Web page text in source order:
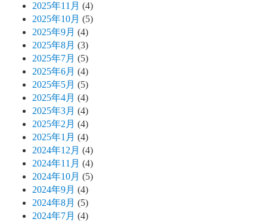
2025年11月 (4)
2025年10月 (5)
2025年9月 (4)
2025年8月 (3)
2025年7月 (5)
2025年6月 (4)
2025年5月 (5)
2025年4月 (4)
2025年3月 (4)
2025年2月 (4)
2025年1月 (4)
2024年12月 (4)
2024年11月 (4)
2024年10月 (5)
2024年9月 (4)
2024年8月 (5)
2024年7月 (4)